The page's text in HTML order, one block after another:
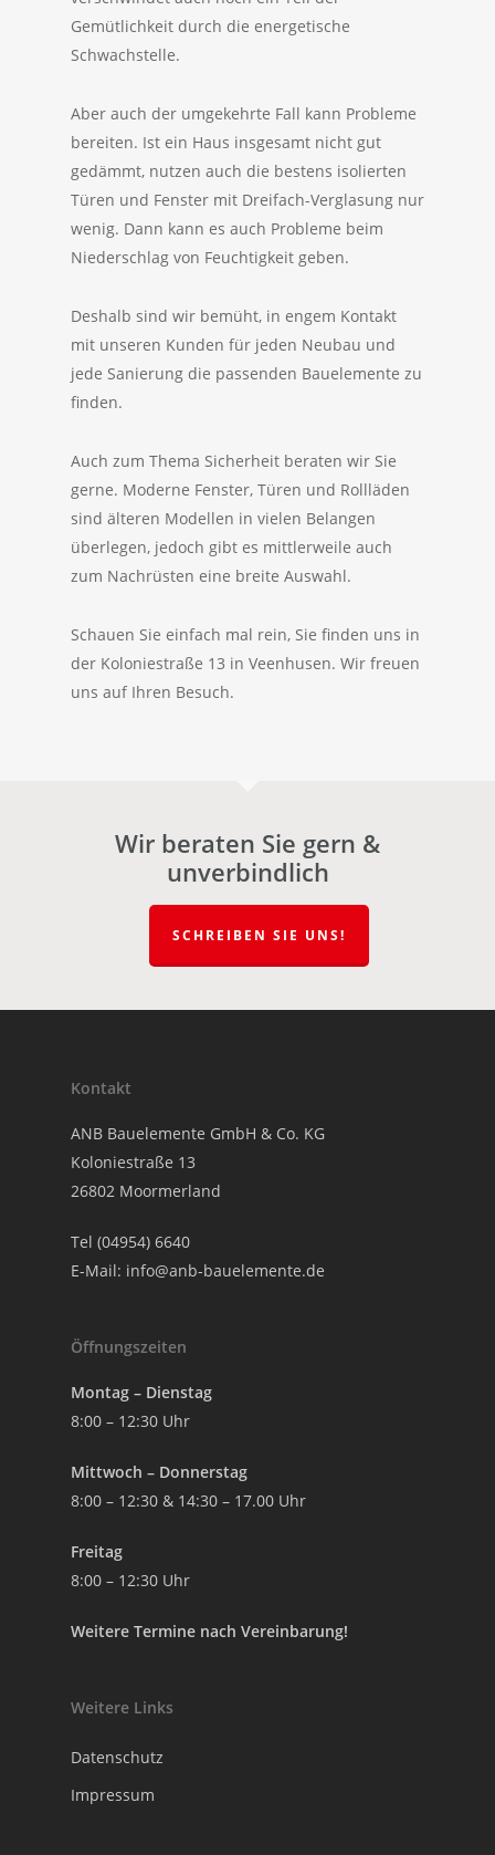
Gemütlichkeit durch die energetische
Schwachstelle.
Aber auch der umgekehrte Fall kann Probleme
bereiten. Ist ein Haus insgesamt nicht gut
gedämmt, nutzen auch die bestens isolierten
Türen und Fenster mit Dreifach-Verglasung nur
wenig. Dann kann es auch Probleme beim
Niederschlag von Feuchtigkeit geben.
Deshalb sind wir bemüht, in engem Kontakt
mit unseren Kunden für jeden Neubau und
jede Sanierung die passenden Bauelemente zu
finden.
Auch zum Thema Sicherheit beraten wir Sie
gerne. Moderne Fenster, Türen und Rollläden
sind älteren Modellen in vielen Belangen
überlegen, jedoch gibt es mittlerweile auch
zum Nachrüsten eine breite Auswahl.
Schauen Sie einfach mal rein, Sie finden uns in
der Koloniestraße 13 in Veenhusen. Wir freuen
uns auf Ihren Besuch.
Wir beraten Sie gern &
unverbindlich
SCHREIBEN SIE UNS!
Kontakt
ANB Bauelemente GmbH & Co. KG
Koloniestraße 13
26802 Moormerland
Tel (04954) 6640
E-Mail: info@anb-bauelemente.de
Öffnungszeiten
Montag – Dienstag
8:00 – 12:30 Uhr
Mittwoch – Donnerstag
8:00 – 12:30 & 14:30 – 17.00 Uhr
Freitag
8:00 – 12:30 Uhr
Weitere Termine nach Vereinbarung!
Weitere Links
Datenschutz
Impressum